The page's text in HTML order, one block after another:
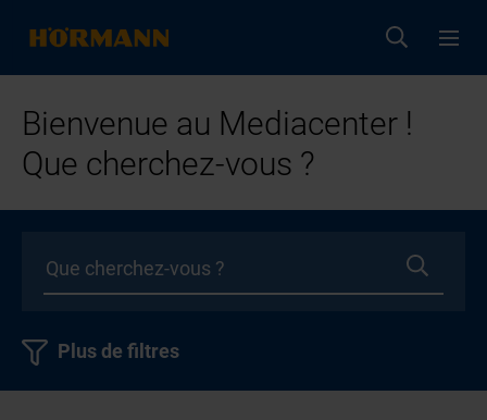
Bienvenue au Mediacenter !
Que cherchez-vous ?
Plus de filtres